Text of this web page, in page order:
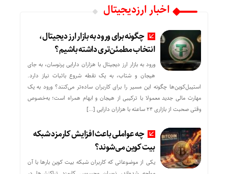
اخبار ارزدیجیتال
چگونه برای ورود به بازار ارز دیجیتال،
انتخاب مطمئن‌تری داشته باشیم؟
ورود به بازار ارز دیجیتال با هزاران دارایی پرنوسان، به جای
هیجان و شتاب، به یک نقطه شروع باثبات نیاز دارد.
استیبل‌کوین‌ها چگونه این مسیر را برای کاربران ساده‌تر می‌کنند؟ ورود به یک
مهارت مالی جدید معمولا با ترکیبی از هیجان و ابهام همراه است؛ به‌خصوص
وقتی صحبت از بازاری ۲۴ ساعته با هزاران دارایی […]
چه عواملی باعث افزایش کارمزد شبکه
بیت کوین می‌شوند؟
یکی از موضوعاتی که کاربران شبکه بیت کوین بارها با آن